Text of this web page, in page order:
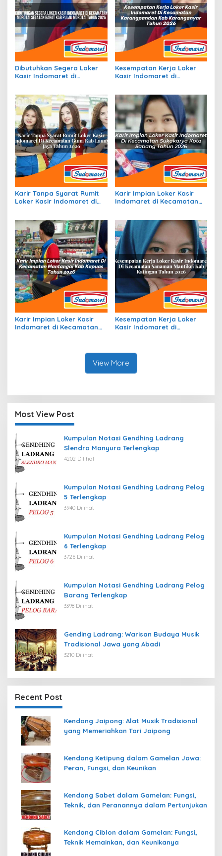
Dibutuhkan Segera Loker
Kasir Indomaret di
Morotai Tahun 2026
Kesempatan Kerja Loker
Kasir Indomaret di
2026
Karir Tanpa Syarat Rumit
Loker Kasir Indomaret di
Karir Impian Loker Kasir
Indomaret di Kecamatan
Karir Impian Loker Kasir
Indomaret di Kecamatan
Kesempatan Kerja Loker
Kasir Indomaret di
View More
Most View Post
Kumpulan Notasi Gendhing Ladrang
Slendro Manyura Terlengkap
4202 Dilihat
Kumpulan Notasi Gendhing Ladrang Pelog
5 Terlengkap
3940 Dilihat
Kumpulan Notasi Gendhing Ladrang Pelog
6 Terlengkap
3726 Dilihat
Kumpulan Notasi Gendhing Ladrang Pelog
Barang Terlengkap
3398 Dilihat
Gending Ladrang: Warisan Budaya Musik
Tradisional Jawa yang Abadi
3210 Dilihat
Recent Post
Kendang Jaipong: Alat Musik Tradisional
yang Memeriahkan Tari Jaipong
Kendang Ketipung dalam Gamelan Jawa:
Peran, Fungsi, dan Keunikan
Kendang Sabet dalam Gamelan: Fungsi,
Teknik, dan Peranannya dalam Pertunjukan
Kendang Ciblon dalam Gamelan: Fungsi,
Teknik Memainkan, dan Keunikanya